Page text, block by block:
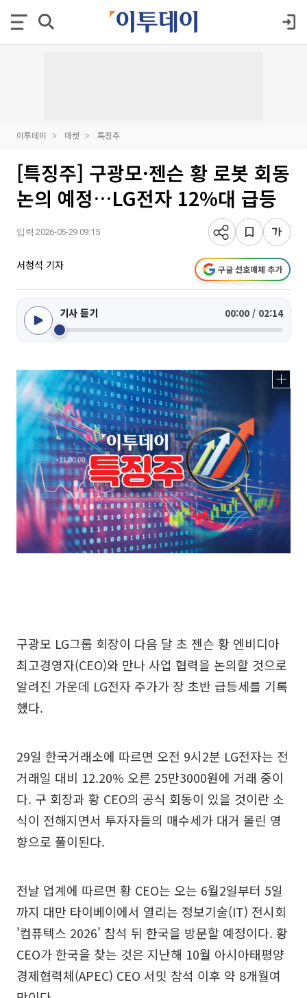
이투데이 마켓 특징주
[특징주] 구광모·젠슨 황 로봇 회동
논의 예정…LG전자 12%대 급등
입력 2026-05-29 09:15
서청석 기자 구글 선호매체 추가
기사 듣기 00:00 / 02:14
구광모 LG그룹 회장이 다음 달 초 젠슨 황 엔비디아
최고경영자(CEO)와 만나 사업 협력을 논의할 것으로
알려진 가운데 LG전자 주가가 장 초반 급등세를 기록
했다.
29일 한국거래소에 따르면 오전 9시2분 LG전자는 전
거래일 대비 12.20% 오른 25만3000원에 거래 중이
다. 구 회장과 황 CEO의 공식 회동이 있을 것이란 소
식이 전해지면서 투자자들의 매수세가 대거 몰린 영
향으로 풀이된다.
전날 업계에 따르면 황 CEO는 오는 6월2일부터 5일
까지 대만 타이베이에서 열리는 정보기술(IT) 전시회
'컴퓨텍스 2026' 참석 뒤 한국을 방문할 예정이다. 황
CEO가 한국을 찾는 것은 지난해 10월 아시아태평양
경제협력체(APEC) CEO 서밋 참석 이후 약 8개월여